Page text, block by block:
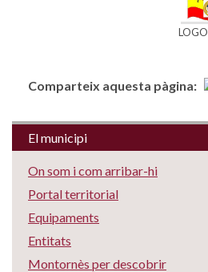
LOGO
Comparteix aquesta pàgina:
El municipi
On som i com arribar-hi
Portal territorial
Equipaments
Entitats
Montornès per descobrir